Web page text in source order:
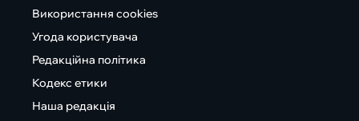
Використання cookies
Угода користувача
Редакційна політика
Кодекс етики
Наша редакція